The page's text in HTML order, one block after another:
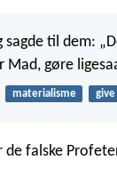
sagde til dem:
Mad, gøre
materialisme give
falske